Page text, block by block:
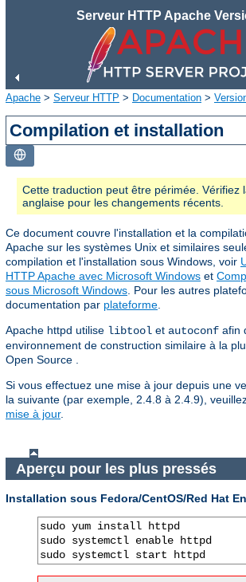
Serveur HTTP Apache
Apache > Serveur HTTP > Documentation >
Compilation et installation
Cette traduction peut être périmée. Vérifiez
anglaise pour les changements récents.
Ce document couvre l'installation et la
Apache sur les systèmes Unix et similaires
compilation et l'installation sous Windows, voir
HTTP Apache avec Microsoft Windows et
sous Microsoft Windows . Pour les autres
documentation par plateforme
Apache httpd utilise libtool et autoconf afin
environnement de construction similaire à la
Open Source .
Si vous effectuez une mise à jour depuis une
la suivante (par exemple, 2.4.8 à 2.4.9),
mise à jour.
Aperçu pour les plus pressés
Installation sous Fedora/CentOS/Red Hat
sudo yum install httpd
sudo systemctl enable httpd
sudo systemctl start httpd